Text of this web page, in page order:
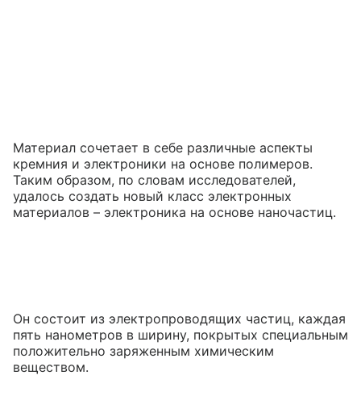
Материал сочетает в себе различные аспекты
кремния и электроники на основе полимеров.
Таким образом, по словам исследователей,
удалось создать новый класс электронных
материалов – электроника на основе наночастиц.
Он состоит из электропроводящих частиц, каждая
пять нанометров в ширину, покрытых специальным
положительно заряженным химическим
веществом.